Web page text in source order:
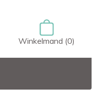
Winkelmand (0)